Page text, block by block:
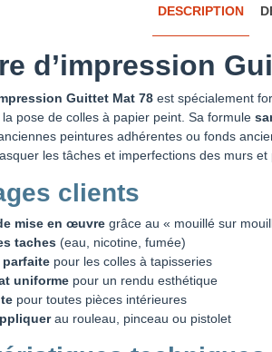
DESCRIPTION
d’impression
Guittet Mat 78 est spécialement
pose de colles à papier peint. Sa formule
peintures adhérentes ou fonds
les tâches et imperfections des murs et
clients
mise en œuvre grâce au « mouillé sur
taches (eau, nicotine, fumée)
pour les colles à tapisseries
uniforme pour un rendu esthétique
pour toutes pièces intérieures
au rouleau, pinceau ou pistolet